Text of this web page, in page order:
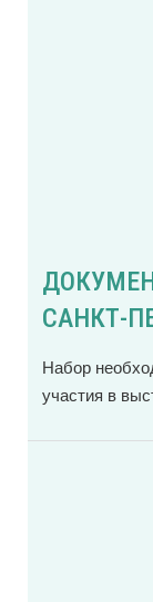
САНКТ-
Набор
участия в